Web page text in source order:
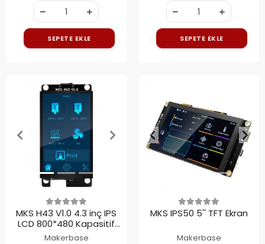
SEPETE EKLE SEPETE EKLE
MKS H43 V1.0 4.3 inç IPS
LCD 800*480 Kapasitif
Ekran Denetleyici
Makerbase
MKS IPS50 5'' TFT Ekran
Makerbase